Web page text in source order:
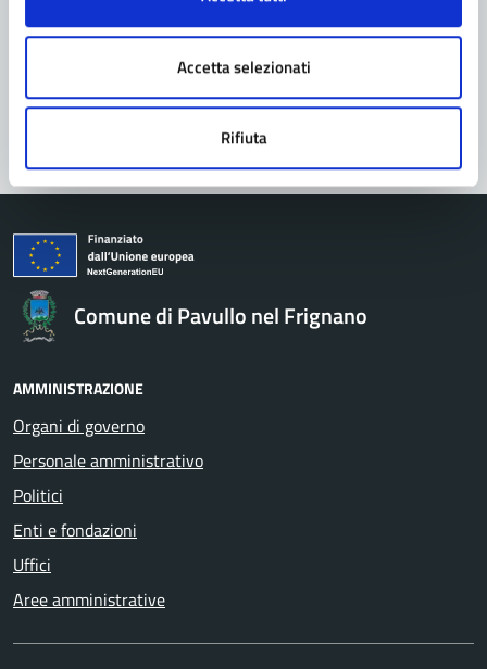
Accetta selezionati
Rifiuta
Problemi in città
Segnala disservizio
Comune di Pavullo nel Frignano
AMMINISTRAZIONE
Organi di governo
Personale amministrativo
Politici
Enti e fondazioni
Uffici
Aree amministrative